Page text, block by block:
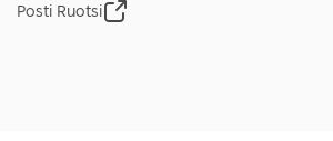
Posti Ruotsi